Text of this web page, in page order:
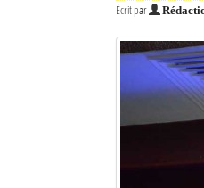
Sites touristiques
Diego Suarez Pratique
Écrit par